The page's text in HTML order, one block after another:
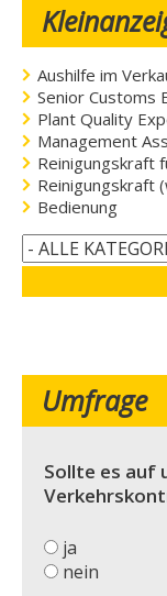
Aushilfe im
Senior Customs
Plant Quality
Management
Reinigungskraft
Reinigungskraft
Bedienung
Umfrage
Sollte es auf
ja
nein